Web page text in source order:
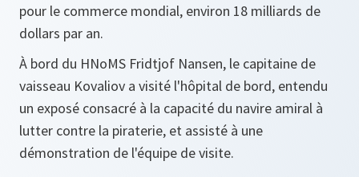
pour le commerce mondial, environ 18 milliards de
dollars par an.
À bord du HNoMS Fridtjof Nansen, le capitaine de
vaisseau Kovaliov a visité l'hôpital de bord, entendu
un exposé consacré à la capacité du navire amiral à
lutter contre la piraterie, et assisté à une
démonstration de l'équipe de visite.